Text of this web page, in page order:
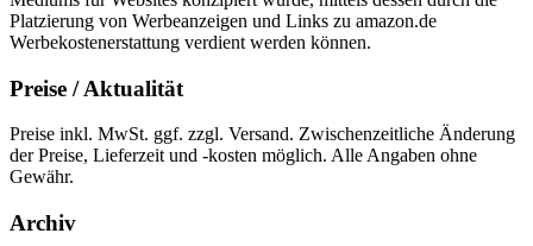
Platzierung von Werbeanzeigen und Links zu amazon.de
Werbekostenerstattung verdient werden können.
Preise / Aktualität
Preise inkl. MwSt. ggf. zzgl. Versand. Zwischenzeitliche Änderung
der Preise, Lieferzeit und -kosten möglich. Alle Angaben ohne
Gewähr.
Archiv